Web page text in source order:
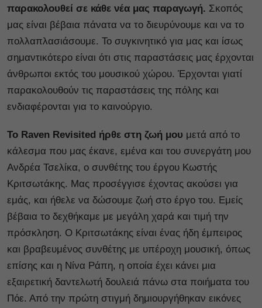
παρακολουθεί σε κάθε νέα μας παραγωγή. Σκοπός
μας είναι βέβαια πάνατα να το διευρύνουμε και να το
πολλαπλασιάσουμε. Το συγκινητικό για μας και ίσως
σημαντικότερο είναι ότι στις παραστάσεις μας έρχονται
άνθρωποι εκτός του μουσικού χώρου. Έρχονται γιατί
παρακολουθούν τις παραστάσεις της πόλης και
ενδιαφέρονται για το καινούργιο.
Το Raven Revisited ήρθε στη ζωή μου μετά από το
κάλεσμα που μας έκανε, εμένα και του συνεργάτη μου
Ανδρέα Τσελίκα, ο συνθέτης του έργου Κωστής
Κριτσωτάκης. Μας προσέγγισε έχοντας ακούσει για
εμάς, και ήθελε να δώσουμε ζωή στο έργο του. Εμείς
βέβαια το δεχθήκαμε με μεγάλη χαρά και τιμή την
πρόσκληση. Ο Κριτσωτάκης είναι ένας ήδη έμπειρος
και βραβευμένος συνθέτης με υπέροχη μουσική, όπως
επίσης και η Νίνα Ράπη, η οποία έχει κάνει μια
εξαιρετική δαντελωτή δουλειά πάνω στα ποιήματα του
Πόε. Από την πρώτη στιγμή δημιουργήθηκαν εικόνες